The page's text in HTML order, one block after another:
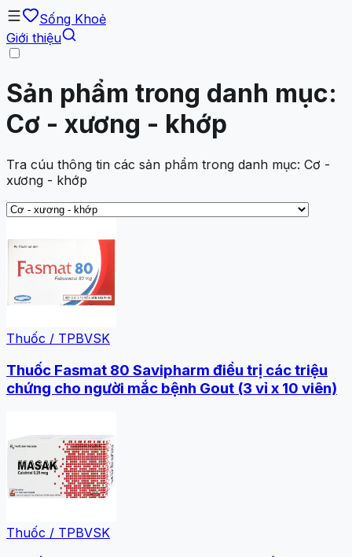
Sống Khoẻ
Giới thiệu
Sản phẩm trong danh mục:
Cơ - xương - khớp
Tra cúu thông tin các sản phẩm trong danh mục: Cơ -
xương - khớp
Thuốc / TPBVSK
Thuốc Fasmat 80 Savipharm điều trị các triệu
chứng cho người mắc bệnh Gout (3 vỉ x 10 viên)
Thuốc / TPBVSK